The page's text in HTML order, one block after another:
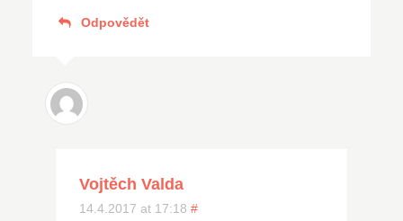
Odpovědět
Vojtěch Valda
14.4.2017 at 17:18 #